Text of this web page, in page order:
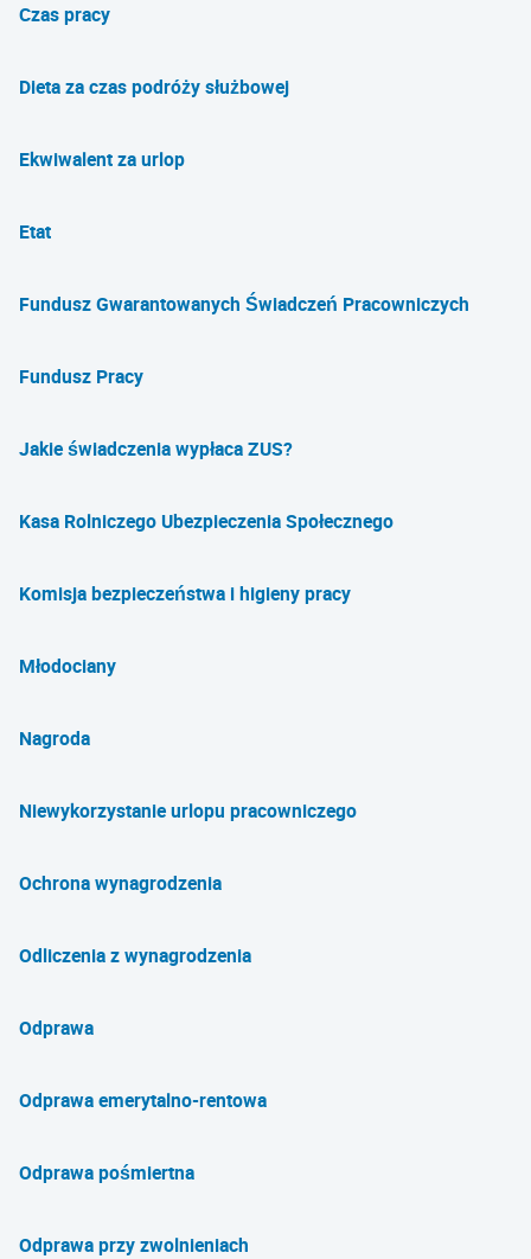
Czas pracy
Dieta za czas podróży służbowej
Ekwiwalent za urlop
Etat
Fundusz Gwarantowanych Świadczeń Pracowniczych
Fundusz Pracy
Jakie świadczenia wypłaca ZUS?
Kasa Rolniczego Ubezpieczenia Społecznego
Komisja bezpieczeństwa i higieny pracy
Młodociany
Nagroda
Niewykorzystanie urlopu pracowniczego
Ochrona wynagrodzenia
Odliczenia z wynagrodzenia
Odprawa
Odprawa emerytalno-rentowa
Odprawa pośmiertna
Odprawa przy zwolnieniach